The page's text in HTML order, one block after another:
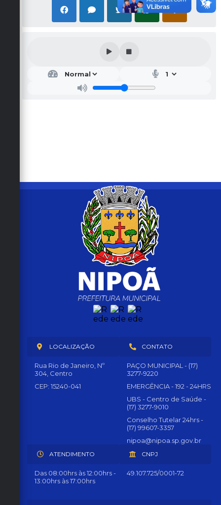
LOCALIZAÇÃO
Rua Rio de Janeiro, Nº
304, Centro
CEP: 15240-041
CONTATO
PAÇO MUNICIPAL - (17)
3277-9220
EMERGÊNCIA - 192 - 24HRS
UBS - Centro de Saúde -
(17) 3277-9010
Conselho Tutelar 24hrs -
(17) 99607-3357
nipoa@nipoa.sp.gov.br
ATENDIMENTO
Das 08:00hrs às 12:00hrs -
13:00hrs às 17:00hrs
CNPJ
49.107.725/0001-72